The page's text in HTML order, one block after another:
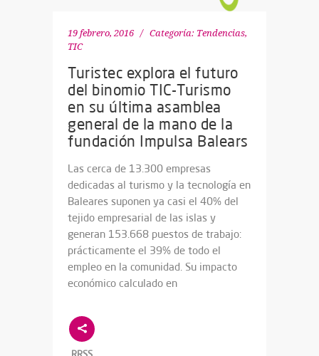
19 febrero, 2016 Categoría: Tendencias,
TIC
Turistec explora el futuro
del binomio TIC-Turismo
en su última asamblea
general de la mano de la
fundación Impulsa Balears
Las cerca de 13.300 empresas
dedicadas al turismo y la tecnología en
Baleares suponen ya casi el 40% del
tejido empresarial de las islas y
generan 153.668 puestos de trabajo:
prácticamente el 39% de todo el
empleo en la comunidad. Su impacto
económico calculado en